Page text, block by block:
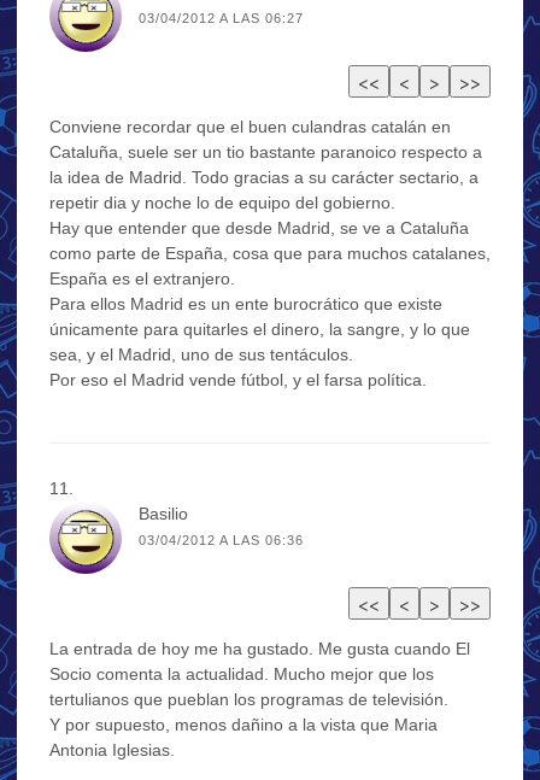
03/04/2012 A LAS 06:27
Conviene recordar que el buen culandras catalán en
Cataluña, suele ser un tio bastante paranoico respecto a
la idea de Madrid. Todo gracias a su carácter sectario, a
repetir dia y noche lo de equipo del gobierno.
Hay que entender que desde Madrid, se ve a Cataluña
como parte de España, cosa que para muchos catalanes,
España es el extranjero.
Para ellos Madrid es un ente burocrático que existe
únicamente para quitarles el dinero, la sangre, y lo que
sea, y el Madrid, uno de sus tentáculos.
Por eso el Madrid vende fútbol, y el farsa política.
Basilio
03/04/2012 A LAS 06:36
La entrada de hoy me ha gustado. Me gusta cuando El
Socio comenta la actualidad. Mucho mejor que los
tertulianos que pueblan los programas de televisión.
Y por supuesto, menos dañino a la vista que Maria
Antonia Iglesias.